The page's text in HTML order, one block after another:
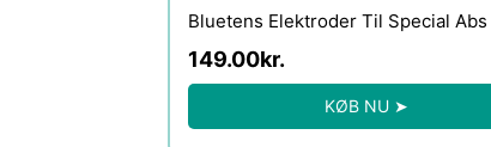
Bluetens Elektroder Til Special Abs
stk.
149.00kr.
KØB NU ➤